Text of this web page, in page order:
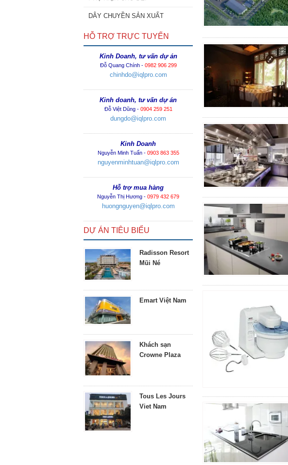
DÂY CHUYỀN SẢN XUẤT
HỖ TRỢ TRỰC TUYẾN
Kinh Doanh, tư vấn dự án
Đỗ Quang Chính - 0982 906 299
chinhdo@iqlpro.com
Kinh doanh, tư vấn dự án
Đỗ Việt Dũng - 0904 259 251
dungdo@iqlpro.com
Kinh Doanh
Nguyễn Minh Tuấn - 0903 863 355
nguyenminhtuan@iqlpro.com
Hỗ trợ mua hàng
Nguyễn Thị Hương - 0979 432 679
huongnguyen@iqlpro.com
DỰ ÁN TIÊU BIỂU
Radisson Resort
Mũi Né
Emart Việt Nam
Khách sạn
Crowne Plaza
Tous Les Jours
Viet Nam